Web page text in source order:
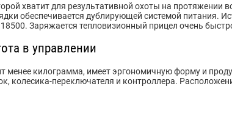
хватит для результативной охоты на
обеспечивается дублирующей системой
Заряжается тепловизионный прицел очень
в управлении
менее килограмма, имеет эргономичную форму и
колесика-переключателя и контроллера.